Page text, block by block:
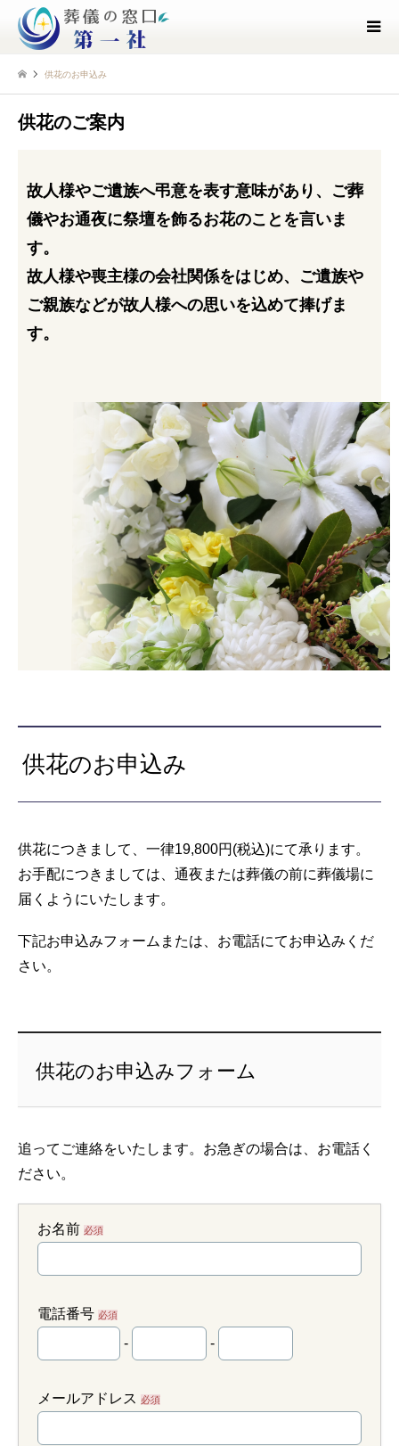
供花のお申込み
供花のご案内
故人様やご遺族へ弔意を表す意味があり、ご葬
儀やお通夜に祭壇を飾るお花のことを言いま
す。
故人様や喪主様の会社関係をはじめ、ご遺族や
ご親族などが故人様への思いを込めて捧げま
す。
供花のお申込み
供花につきまして、一律19,800円(税込)にて承ります。
お手配につきましては、通夜または葬儀の前に葬儀場に
届くようにいたします。
下記お申込みフォームまたは、お電話にてお申込みくだ
さい。
供花のお申込みフォーム
追ってご連絡をいたします。お急ぎの場合は、お電話く
ださい。
お名前 必須
電話番号 必須
- -
メールアドレス 必須